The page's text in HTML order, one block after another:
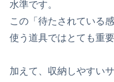
水準です。
この「待たされている
使う道具ではとても重要
加えて、収納しやすい